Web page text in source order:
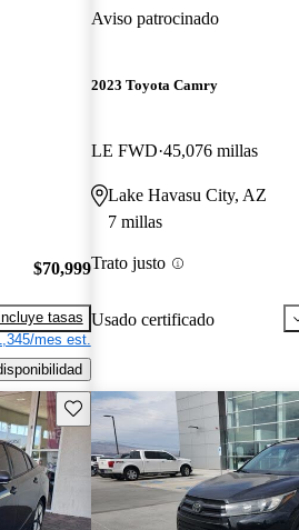
$70,999
tasas
mes est.
Aviso patrocinado
2023 Toyota Camry
LE FWD 45,076 millas
Lake Havasu City, AZ
7 millas
Trato justo
Usado certificado
Guarda este Aviso